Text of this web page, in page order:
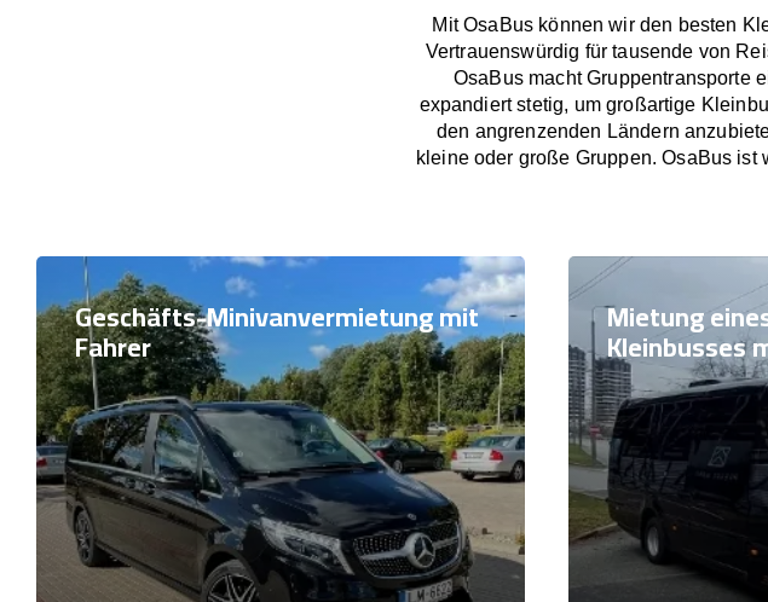
Mit OsaBus können wir den besten
Vertrauenswürdig für tausende von
OsaBus macht Gruppentransporte
expandiert stetig, um großartige
den angrenzenden Ländern
kleine oder große Gruppen. OsaBus
Geschäfts-Minivanvermietung mit
Fahrer
Mietung
Kleinbusses